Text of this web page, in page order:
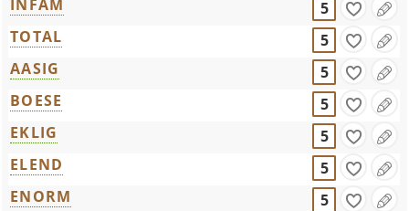
INFAM
5
TOTAL
5
AASIG
5
BOESE
5
EKLIG
5
ELEND
5
ENORM
5